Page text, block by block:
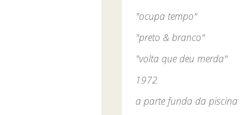
"ocupa tempo"
"preto & branco"
"volta que deu merda"
1972
a parte funda da piscina